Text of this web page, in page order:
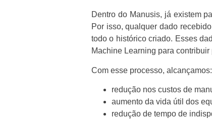
Dentro do Manusis, já existem
Por isso, qualquer dado
todo o histórico criado. Esses
Machine Learning para
Com esse processo, alcançamos:
redução nos custos de
aumento da vida útil dos
redução de tempo de